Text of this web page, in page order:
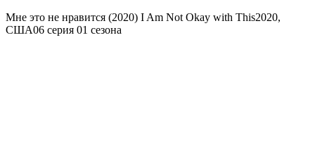
Мне это не нравится (2020) I Am Not Okay with This2020,
США06 серия 01 сезона